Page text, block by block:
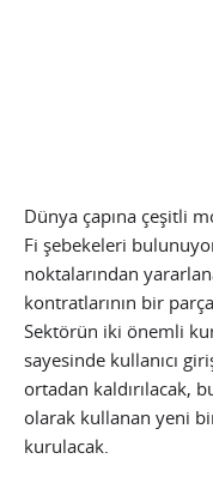
Dünya çapına çeşitli
Fi şebekeleri
noktalarından
kontratlarının bir
Sektörün iki önemli
sayesinde kullanıcı
ortadan kaldırılacak,
olarak kullanan yeni
kurulacak.